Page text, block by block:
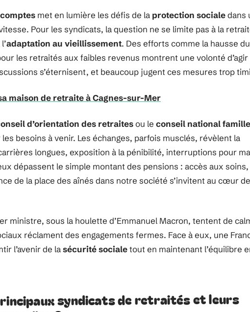
met en lumière les défis de la protection socialedans
Pour les syndicats, la question ne se limite pas à la
adaptation au vieillissement. Des efforts comme la hausse du
les retraités aux faibles revenus montrent une volonté d’agir
s’éternisent, et beaucoup jugent ces mesures trop
maison de retraite à Cagnes-sur-Mer
d’orientation des retraitesou le conseil national famille
besoins à venir. Les échanges, parfois musclés, révèlent la
longues, exposition à la pénibilité, interruptions pour
dépassent le simple montant des pensions : accès aux soins,
de la place des aînés dans notre société s’invitent au cœur
ministre, sous la houlette d’Emmanuel Macron, tentent de
réclament des engagements fermes. Face à eux, une
l’avenir de lasécurité socialetout en maintenant l’équilibre
syndicats de retraités et leurs